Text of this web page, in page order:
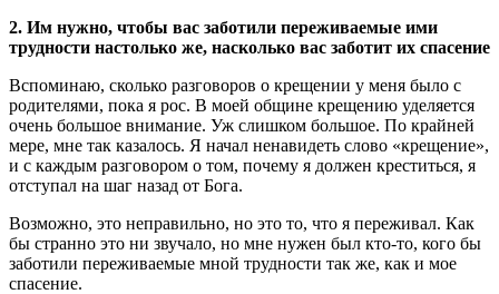
2. Им нужно, чтобы вас заботили переживаемые ими
трудности настолько же, насколько вас заботит их спасение
Вспоминаю, сколько разговоров о крещении у меня было с
родителями, пока я рос. В моей общине крещению уделяется
очень большое внимание. Уж слишком большое. По крайней
мере, мне так казалось. Я начал ненавидеть слово «крещение»,
и с каждым разговором о том, почему я должен креститься, я
отступал на шаг назад от Бога.
Возможно, это неправильно, но это то, что я переживал. Как
бы странно это ни звучало, но мне нужен был кто-то, кого бы
заботили переживаемые мной трудности так же, как и мое
спасение.